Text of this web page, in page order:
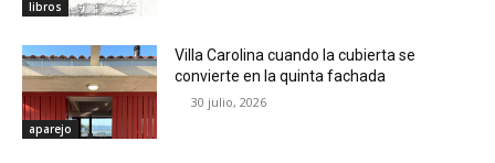
libros
aparejo
Villa Carolina cuando la cubierta se
convierte en la quinta fachada
30 julio, 2026